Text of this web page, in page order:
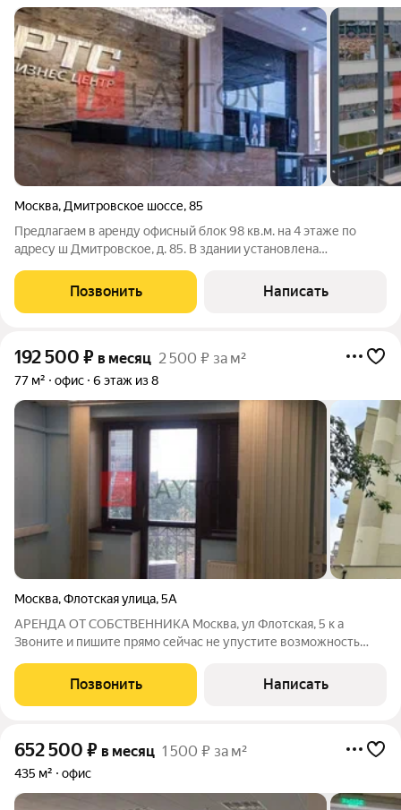
Москва, Дмитровское шоссе,85
Предлагаем в аренду офисный блок 98 кв.м. на 4 этаже по
адресу ш Дмитровское, д. 85. В здании установлена
также эффективная приточно-вытяжная вентиляция для
комфортной работы. До метро Селигерская
Позвонить Написать
192 500 ₽ в месяц 2 500 ₽ за м²
77 м² офис 6 этаж из 8
Москва,Флотская улица,5А
АРЕНДА ОТ СОБСТВЕННИКА Москва, ул Флотская, 5 к а
Звоните и пишите прямо сейчас не упустите возможность
месте! Сотрудничаем с агентами. - Удобная транспортная
доступность всего несколько минут
Позвонить Написать
652 500 ₽ в месяц 1 500 ₽ за м²
435 м² офис